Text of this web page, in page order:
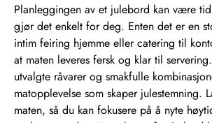
Planleggingen av et julebord kan være
gjør det enkelt for deg. Enten det er en
intim feiring hjemme eller catering til
at maten leveres fersk og klar til
utvalgte råvarer og smakfulle
matopplevelse som skaper julestemning.
maten, så du kan fokusere på å nyte